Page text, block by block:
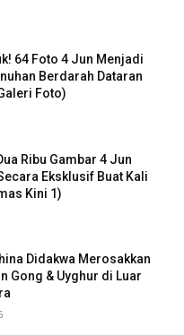
64 Foto 4 Jun Menjadi
Berdarah Dataran
Foto)
Ribu Gambar 4 Jun
Eksklusif Buat Kali
Kini 1)
Didakwa Merosakkan
Gong & Uyghur di Luar